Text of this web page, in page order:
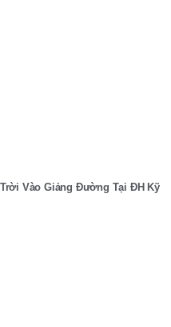
Vào Giảng Đường Tại ĐH Kỹ